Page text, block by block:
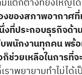
แตกต่างที่ยิ่งใหญ่ได้
องของสภาพอากา
งที่ประกอบธุรกิจด้
พนักงานทุกคน พร้
ก็ช่วยเหลือในการ
ราพยายามทำไม่ไ